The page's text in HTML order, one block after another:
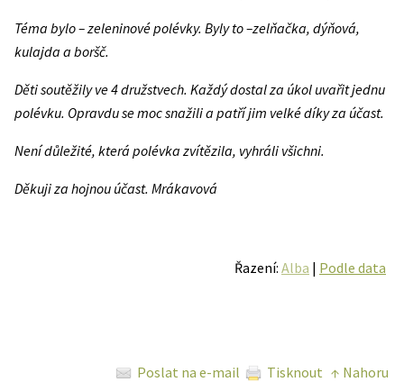
Téma bylo – zeleninové polévky. Byly to –zelňačka, dýňová,
kulajda a boršč.
Děti soutěžily ve 4 družstvech. Každý dostal za úkol uvařit jednu
polévku. Opravdu se moc snažili a patří jim velké díky za účast.
Není důležité, která polévka zvítězila, vyhráli všichni.
Děkuji za hojnou účast. Mrákavová
Řazení: Alba | Podle data
Poslat na e-mail Tisknout ↑ Nahoru